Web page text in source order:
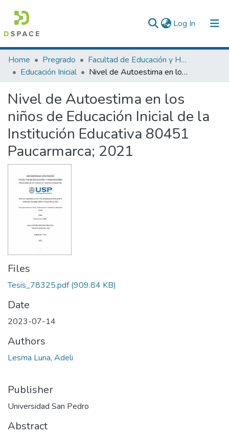
Log In (current)
Communities & Collections
All of DSpace
Statistics
Home Pregrado
Facultad de Educación y Humanidades
Educación Inicial
Nivel de Autoestima en los niños de Educación Inicial de la Institución Educativa 80451 Paucarmarca; 2021
Nivel de Autoestima en los
niños de Educación Inicial de la
Institución Educativa 80451
Paucarmarca; 2021
Files
Tesis_78325.pdf(909.84 KB)
Date
2023-07-14
Authors
Lesma Luna, Adeli
Publisher
Universidad San Pedro
Abstract